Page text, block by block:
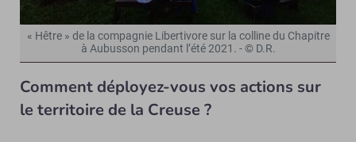
« Hêtre » de la compagnie Libertivore sur la colline du Chapitre
à Aubusson pendant l’été 2021. - © D.R.
Comment déployez-vous vos actions sur
le territoire de la Creuse ?